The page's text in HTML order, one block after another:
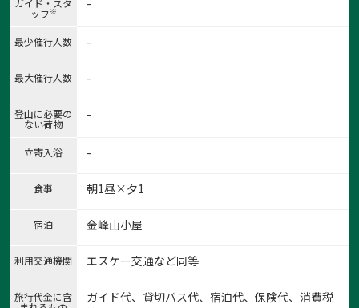
ガイド・スタ
ッフ※ -
最少催行人数 -
最大催行人数 -
登山に必要の
ない荷物
-
立寄入浴 -
食事 朝1昼×夕1
宿泊 金峰山小屋
利用交通機関 エスケー交通など同等
旅行代金に含
ガイド代、貸切バス代、宿泊代、保険代、消費税